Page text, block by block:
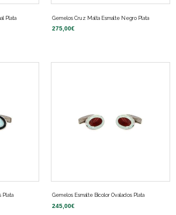
Plata Gemelos Cruz Malta Esmalte Negro Plata
275,00€
Plata Gemelos Esmalte Bicolor Ovalados Plata
245,00€